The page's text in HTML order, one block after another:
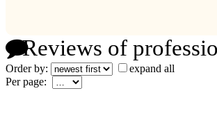
Reviews of
Order by:
expand all
Per page: